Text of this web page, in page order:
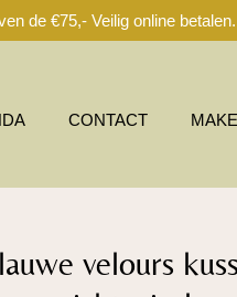
de €75,- Veilig online betalen.
CONTACT
velours